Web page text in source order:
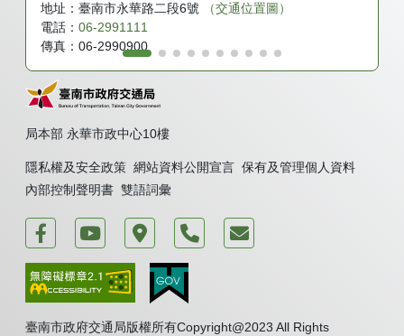
地址： 臺南市永華路二段6號
（交通位置圖）
電話： 06-2991111
傳真： 06-2990900
局本部 永華市政中心10樓
隱私權及安全政策 網站資料公開宣言 保有及管理個人資料
內部控制聲明書 雙語詞彙
運轉台南好交通
臺南市政府交通局 新聞頻道
臺南市政府永華市政中心
電話 我要發表意見
臺南市政府交通局版權所有Copyright@2023 All Rights